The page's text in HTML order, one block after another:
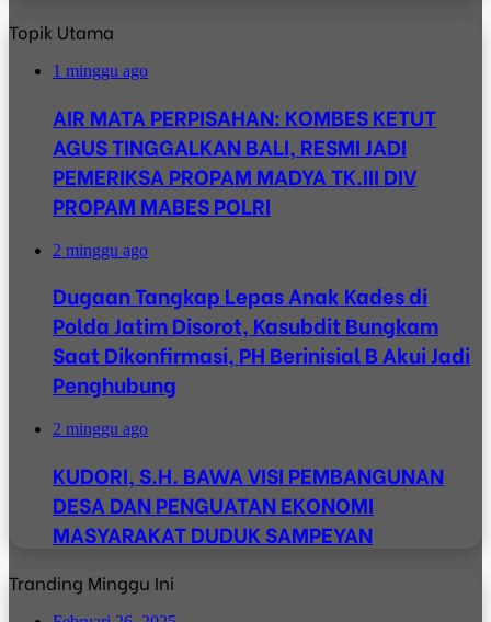
Topik Utama
1 minggu ago
AIR MATA PERPISAHAN: KOMBES KETUT
AGUS TINGGALKAN BALI, RESMI JADI
PEMERIKSA PROPAM MADYA TK.III DIV
PROPAM MABES POLRI
2 minggu ago
Dugaan Tangkap Lepas Anak Kades di
Polda Jatim Disorot, Kasubdit Bungkam
Saat Dikonfirmasi, PH Berinisial B Akui Jadi
Penghubung
2 minggu ago
KUDORI, S.H. BAWA VISI PEMBANGUNAN
DESA DAN PENGUATAN EKONOMI
MASYARAKAT DUDUK SAMPEYAN
Tranding Minggu Ini